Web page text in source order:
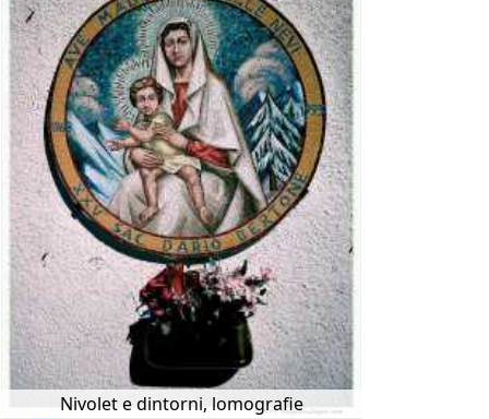
Nivolet e dintorni, lomografie